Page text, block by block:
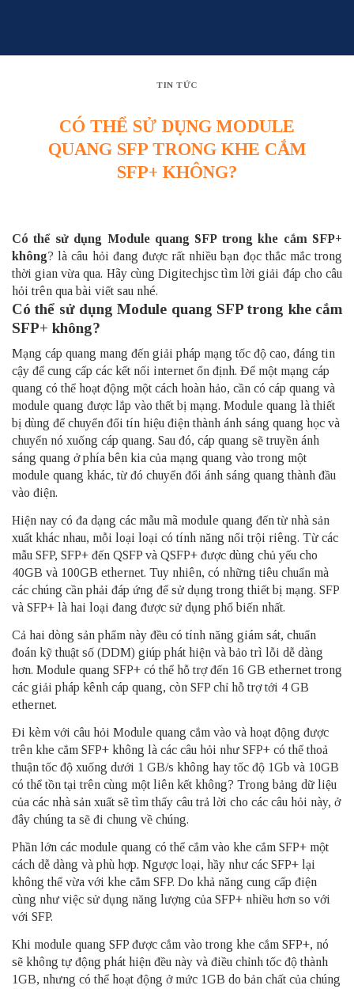
TIN TỨC
CÓ THỂ SỬ DỤNG MODULE
QUANG SFP TRONG KHE CẮM
SFP+ KHÔNG?
Có thể sử dụng Module quang SFP trong khe cắm SFP+
không? là câu hỏi đang được rất nhiều bạn đọc thắc mắc trong
thời gian vừa qua. Hãy cùng Digitechjsc tìm lời giải đáp cho câu
hỏi trên qua bài viết sau nhé.
Có thể sử dụng Module quang SFP trong khe cắm
SFP+ không?
Mạng cáp quang mang đến giải pháp mạng tốc độ cao, đáng tin
cậy để cung cấp các kết nối internet ổn định. Để một mạng cáp
quang có thể hoạt động một cách hoàn hảo, cần có cáp quang và
module quang được lắp vào thết bị mạng. Module quang là thiết
bị dùng để chuyển đổi tín hiệu điện thành ánh sáng quang học và
chuyển nó xuống cáp quang. Sau đó, cáp quang sẽ truyền ánh
sáng quang ở phía bên kia của mạng quang vào trong một
module quang khác, từ đó chuyển đổi ánh sáng quang thành đầu
vào điện.
Hiện nay có đa dạng các mẫu mã module quang đến từ nhà sản
xuất khác nhau, mỗi loại loại có tính năng nổi trội riêng. Từ các
mẫu SFP, SFP+ đến QSFP và QSFP+ được dùng chủ yếu cho
40GB và 100GB ethernet. Tuy nhiên, có những tiêu chuẩn mà
các chúng cần phải đáp ứng để sử dụng trong thiết bị mạng. SFP
và SFP+ là hai loại đang được sử dụng phổ biến nhất.
Cả hai dòng sản phẩm này đều có tính năng giám sát, chuẩn
đoán kỹ thuật số (DDM) giúp phát hiện và bảo trì lỗi dễ dàng
hơn. Module quang SFP+ có thể hỗ trợ đến 16 GB ethernet trong
các giải pháp kênh cáp quang, còn SFP chỉ hỗ trợ tới 4 GB
ethernet.
Đi kèm với câu hỏi Module quang cắm vào và hoạt động được
trên khe cắm SFP+ không là các câu hỏi như SFP+ có thể thoả
thuận tốc độ xuống dưới 1 GB/s không hay tốc độ 1Gb và 10GB
có thể tồn tại trên cùng một liên kết không? Trong bảng dữ liệu
của các nhà sản xuất sẽ tìm thấy câu trả lời cho các câu hỏi này, ở
đây chúng ta sẽ đi chung về chúng.
Phần lớn các module quang có thể cắm vào khe cắm SFP+ một
cách dễ dàng và phù hợp. Ngược loại, hầy như các SFP+ lại
không thể vừa với khe cắm SFP. Do khả năng cung cấp điện
cùng như việc sử dụng năng lượng của SFP+ nhiều hơn so với
với SFP.
Khi module quang SFP được cắm vào trong khe cắm SFP+, nó
sẽ không tự động phát hiện đều này và điều chỉnh tốc độ thành
1GB, nhưng có thể hoạt động ở mức 1GB do bản chất của chúng